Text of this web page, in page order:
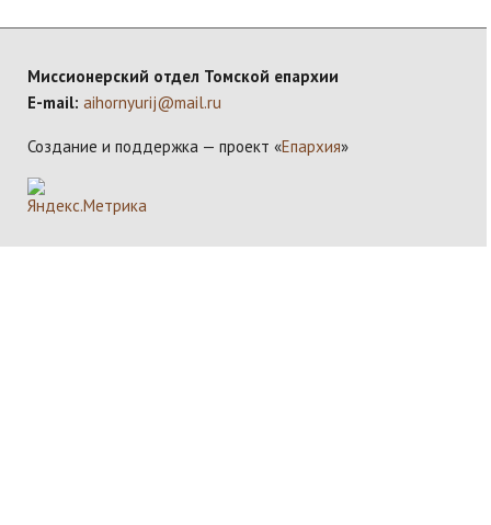
Миссионерский отдел Томской епархии
E-mail: aihornyurij@mail.ru
Создание и поддержка — проект «Епархия»